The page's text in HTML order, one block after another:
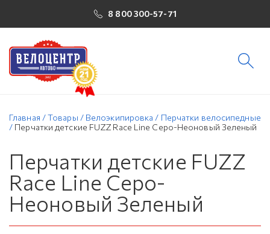
8 800 300-57-71
Главная /Товары / Велоэкипировка / Перчатки велосипедные
/ Перчатки детские FUZZ Race Line Серо-Неоновый Зеленый
Перчатки детские FUZZ
Race Line Серо-
Неоновый Зеленый